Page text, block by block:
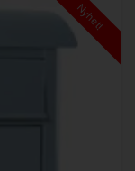
Nyhet!